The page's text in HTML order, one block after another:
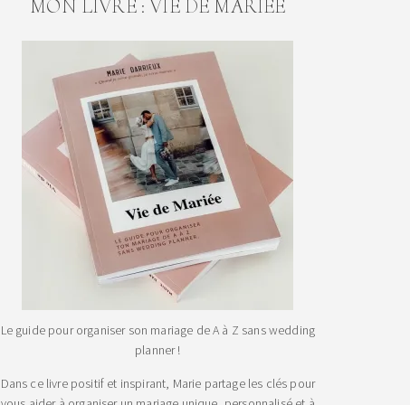
MON LIVRE : VIE DE MARIEE
Le guide pour organiser son mariage de A à Z sans wedding
planner !
Dans ce livre positif et inspirant, Marie partage les clés pour